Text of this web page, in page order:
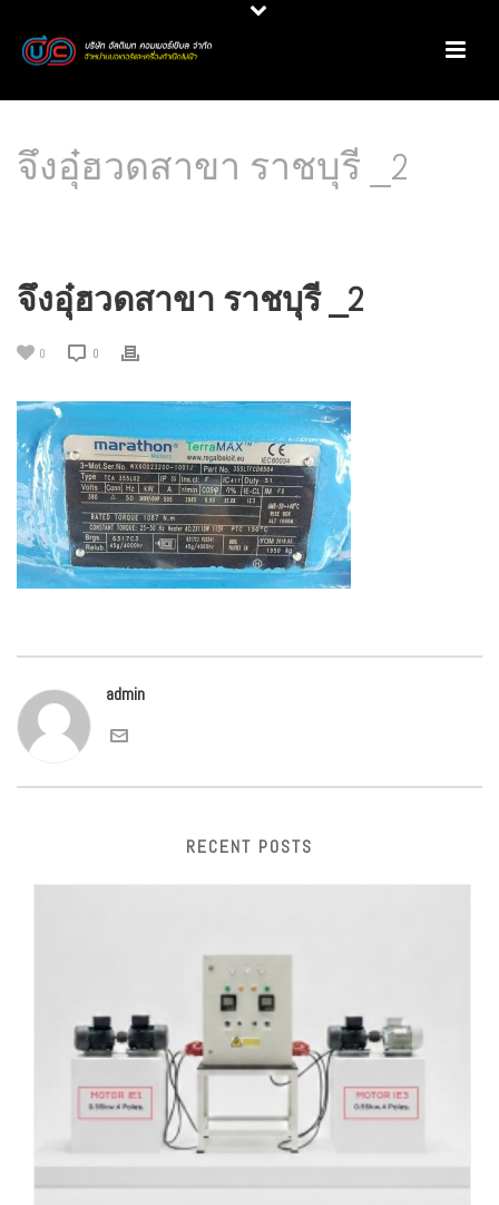
จึงอุ๋ฮวดสาขา ราชบุรี _2
จึงอุ๋ฮวดสาขา ราชบุรี _2
0 0
admin
RECENT POSTS